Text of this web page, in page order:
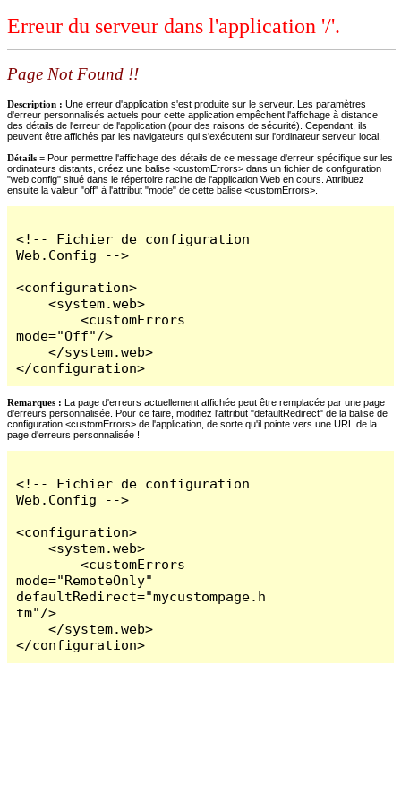
Erreur du serveur dans l'application '/'.
Page Not Found !!
Description : Une erreur d'application s'est produite sur le serveur. Les paramètres
d'erreur personnalisés actuels pour cette application empêchent l'affichage à distance
des détails de l'erreur de l'application (pour des raisons de sécurité). Cependant, ils
peuvent être affichés par les navigateurs qui s'exécutent sur l'ordinateur serveur local.
Détails = Pour permettre l'affichage des détails de ce message d'erreur spécifique sur les
ordinateurs distants, créez une balise <customErrors> dans un fichier de configuration
"web.config" situé dans le répertoire racine de l'application Web en cours. Attribuez
ensuite la valeur "off" à l'attribut "mode" de cette balise <customErrors>.
<!-- Fichier de configuration
Web.Config -->
<configuration>
    <system.web>
        <customErrors
mode="Off"/>
    </system.web>
</configuration>
Remarques : La page d'erreurs actuellement affichée peut être remplacée par une page
d'erreurs personnalisée. Pour ce faire, modifiez l'attribut "defaultRedirect" de la balise de
configuration <customErrors> de l'application, de sorte qu'il pointe vers une URL de la
page d'erreurs personnalisée !
<!-- Fichier de configuration
Web.Config -->
<configuration>
    <system.web>
        <customErrors
mode="RemoteOnly"
defaultRedirect="mycustompage.h
tm"/>
    </system.web>
</configuration>